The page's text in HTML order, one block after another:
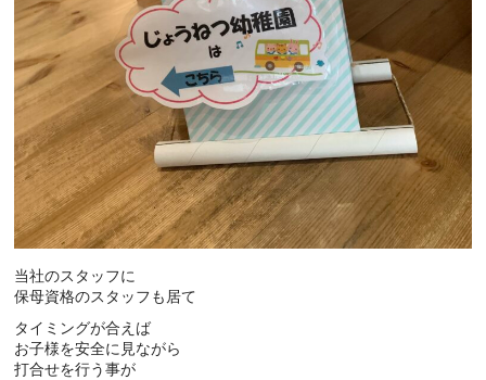
当社のスタッフに
保母資格のスタッフも居て
タイミングが合えば
お子様を安全に見ながら
打合せを行う事が